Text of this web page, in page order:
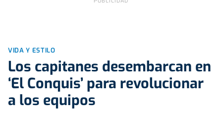
VIDA Y ESTILO
Los capitanes desembarcan en
‘El Conquis’ para revolucionar
a los equipos